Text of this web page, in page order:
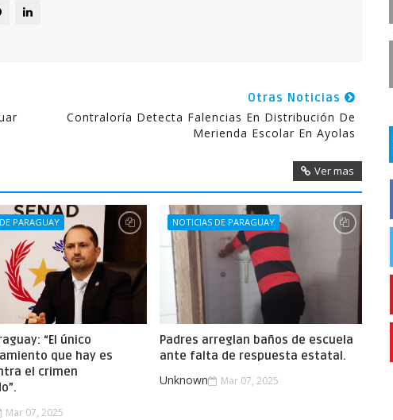
Otras Noticias
Contraloría Detecta Falencias En Distribución De
Merienda Escolar En Ayolas
Ver mas
PARAGUAY
“El único
que hay es
el crimen
Mar 07, 2025
NOTICIAS DE PARAGUAY
Padres arreglan baños de escuela
ante falta de respuesta estatal.
Unknown Mar 07, 2025